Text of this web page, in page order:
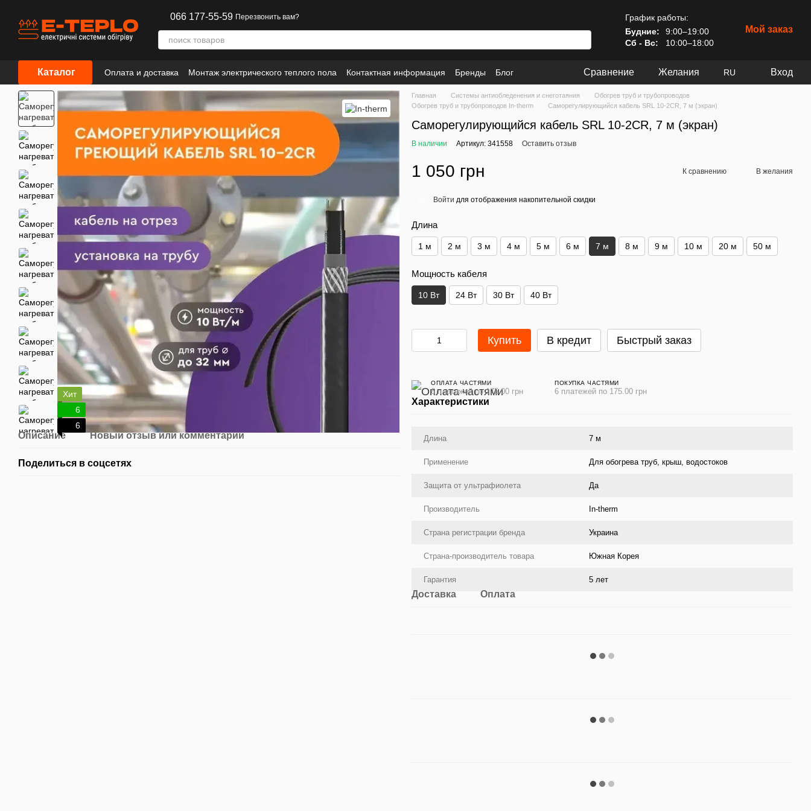
066 177-55-59 Перезвонить вам?
График работы:
Будние:
9:00–19:00
Сб - Вс:
10:00–18:00
Мой заказ
Каталог Оплата и доставка Монтаж электрического теплого пола Контактная информация Бренды
Блог
Сотрудничество
Информация
Сравнение Желания RU Вход
Хит
6
6
Описание Новый отзыв или комментарий
Поделиться в соцсетях
Главная Системы антиобледенения и снеготаяния
Обогрев труб и трубопроводов
Обогрев труб и трубопроводов In-therm
Саморегулирующийся кабель SRL 10-2CR, 7 м (экран)
Саморегулирующийся кабель SRL 10-2CR, 7 м (экран)
В наличии Артикул: 341558 Оставить отзыв
1 050 грн К сравнению В желания
Войти для отображения накопительной скидки
Длина
1 м 2 м 3 м 4 м 5 м 6 м 7 м 8 м 9 м 10 м 20 м 50 м
Мощность кабеля
10 Вт 24 Вт 30 Вт 40 Вт
Купить В кредит Быстрый заказ
ОПЛАТА ЧАСТЯМИ
6 платежей по 175.00 грн
ПОКУПКА ЧАСТЯМИ
6 платежей по 175.00 грн
Характеристики
Длина 7 м
Применение Для обогрева труб, крыш, водостоков
Защита от ультрафиолета Да
Производитель In-therm
Страна регистрации бренда Украина
Страна-производитель товара Южная Корея
Гарантия 5 лет
Доставка Оплата